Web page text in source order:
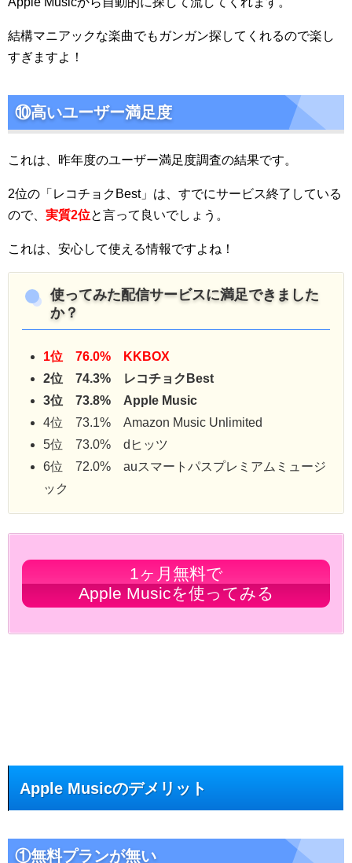
結構マニアックな楽曲でもガンガン探してくれるので楽し
すぎますよ！
⑩高いユーザー満足度
これは、昨年度のユーザー満足度調査の結果です。
2位の「レコチョクBest」は、すでにサービス終了している
ので、 実質2位と言って良いでしょう。
これは、安心して使える情報ですよね！
使ってみた配信サービスに満足できました
か？
1位 76.0% KKBOX
2位 74.3% レコチョクBest
3位 73.8% Apple Music
4位 73.1% Amazon Music Unlimited
5位 73.0% dヒッツ
6位 72.0% auスマートパスプレミアムミュージ
ック
1ヶ月無料で
Apple Musicを使ってみる
Apple Musicのデメリット
①無料プランが無い